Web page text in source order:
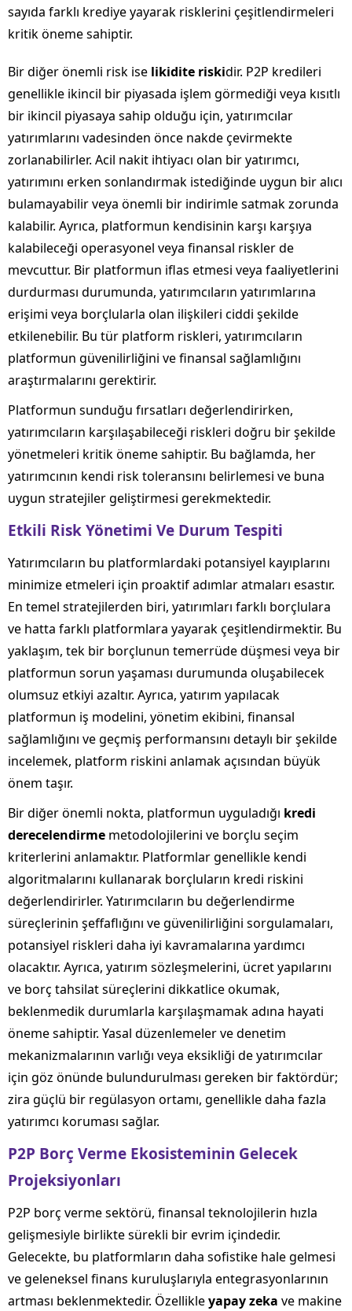
sayıda farklı krediye yayarak risklerini çeşitlendirmeleri
kritik öneme sahiptir.
Bir diğer önemli risk ise likidite riskidir. P2P kredileri
genellikle ikincil bir piyasada işlem görmediği veya kısıtlı
bir ikincil piyasaya sahip olduğu için, yatırımcılar
yatırımlarını vadesinden önce nakde çevirmekte
zorlanabilirler. Acil nakit ihtiyacı olan bir yatırımcı,
yatırımını erken sonlandırmak istediğinde uygun bir alıcı
bulamayabilir veya önemli bir indirimle satmak zorunda
kalabilir. Ayrıca, platformun kendisinin karşı karşıya
kalabileceği operasyonel veya finansal riskler de
mevcuttur. Bir platformun iflas etmesi veya faaliyetlerini
durdurması durumunda, yatırımcıların yatırımlarına
erişimi veya borçlularla olan ilişkileri ciddi şekilde
etkilenebilir. Bu tür platform riskleri, yatırımcıların
platformun güvenilirliğini ve finansal sağlamlığını
araştırmalarını gerektirir.
Platformun sunduğu fırsatları değerlendirirken,
yatırımcıların karşılaşabileceği riskleri doğru bir şekilde
yönetmeleri kritik öneme sahiptir. Bu bağlamda, her
yatırımcının kendi risk toleransını belirlemesi ve buna
uygun stratejiler geliştirmesi gerekmektedir.
Etkili Risk Yönetimi Ve Durum Tespiti
Yatırımcıların bu platformlardaki potansiyel kayıplarını
minimize etmeleri için proaktif adımlar atmaları esastır.
En temel stratejilerden biri, yatırımları farklı borçlulara
ve hatta farklı platformlara yayarak çeşitlendirmektir. Bu
yaklaşım, tek bir borçlunun temerrüde düşmesi veya bir
platformun sorun yaşaması durumunda oluşabilecek
olumsuz etkiyi azaltır. Ayrıca, yatırım yapılacak
platformun iş modelini, yönetim ekibini, finansal
sağlamlığını ve geçmiş performansını detaylı bir şekilde
incelemek, platform riskini anlamak açısından büyük
önem taşır.
Bir diğer önemli nokta, platformun uyguladığı kredi
derecelendirme metodolojilerini ve borçlu seçim
kriterlerini anlamaktır. Platformlar genellikle kendi
algoritmalarını kullanarak borçluların kredi riskini
değerlendirirler. Yatırımcıların bu değerlendirme
süreçlerinin şeffaflığını ve güvenilirliğini sorgulamaları,
potansiyel riskleri daha iyi kavramalarına yardımcı
olacaktır. Ayrıca, yatırım sözleşmelerini, ücret yapılarını
ve borç tahsilat süreçlerini dikkatlice okumak,
beklenmedik durumlarla karşılaşmamak adına hayati
öneme sahiptir. Yasal düzenlemeler ve denetim
mekanizmalarının varlığı veya eksikliği de yatırımcılar
için göz önünde bulundurulması gereken bir faktördür;
zira güçlü bir regülasyon ortamı, genellikle daha fazla
yatırımcı koruması sağlar.
P2P Borç Verme Ekosisteminin Gelecek
Projeksiyonları
P2P borç verme sektörü, finansal teknolojilerin hızla
gelişmesiyle birlikte sürekli bir evrim içindedir.
Gelecekte, bu platformların daha sofistike hale gelmesi
ve geleneksel finans kuruluşlarıyla entegrasyonlarının
artması beklenmektedir. Özellikleyapay zeka ve makine